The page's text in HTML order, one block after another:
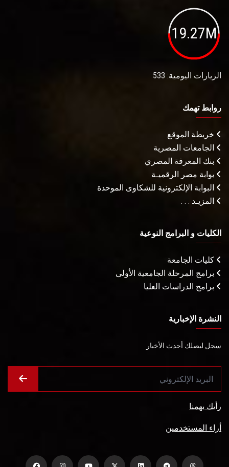
19.27M
الزيارات اليومية: 533
روابط تهمك
خريطة الموقع
الجامعات المصرية
بنك المعرفة المصري
بوابة مصر الرقميـة
البوابة الإلكترونية للشكاوى الموحدة
المزيـد . . .
الكليات و البرامج النوعية
كليات الجامعة
برامج المرحلة الجامعية الأولى
برامج الدراسات العليا
النشرة الإخبارية
سجل ليصلك أحدث الأخبار
رأيك يهمنا
أراء المستخدمين